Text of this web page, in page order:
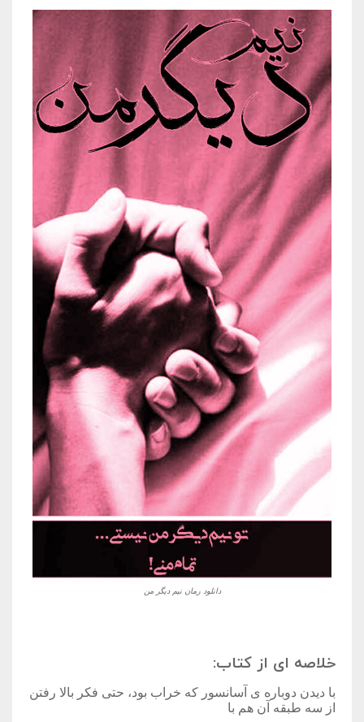
دانلود رمان نیم دیگر من
خلاصه ای از کتاب:
با دیدن دوباره ی آسانسور که خراب بود، حتی فکر بالا رفتن
از سه طبقه آن هم با